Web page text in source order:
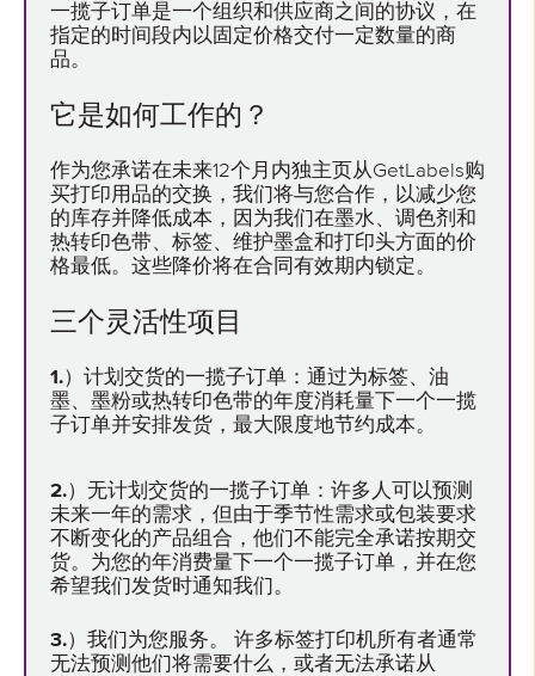
一揽子订单是一个组织和供应商之间的协议，在
指定的时间段内以固定价格交付一定数量的商
品。
它是如何工作的？
作为您承诺在未来12个月内独主页从GetLabels购
买打印用品的交换，我们将与您合作，以减少您
的库存并降低成本，因为我们在墨水、调色剂和
热转印色带、标签、维护墨盒和打印头方面的价
格最低。这些降价将在合同有效期内锁定。
三个灵活性项目
1.）计划交货的一揽子订单： 通过为标签、油
墨、墨粉或热转印色带的年度消耗量下一个一揽
子订单并安排发货，最大限度地节约成本。
2.）无计划交货的一揽子订单： 许多人可以预测
未来一年的需求，但由于季节性需求或包装要求
不断变化的产品组合，他们不能完全承诺按期交
货。为您的年消费量下一个一揽子订单，并在您
希望我们发货时通知我们。
3.）我们为您服务。 许多标签打印机所有者通常
无法预测他们将需要什么，或者无法承诺从